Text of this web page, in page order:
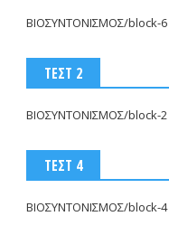
ΒΙΟΣΥΝΤΟΝΙΣΜΟΣ/block-6
ΤΕΣΤ 2
ΒΙΟΣΥΝΤΟΝΙΣΜΟΣ/block-2
ΤΕΣΤ 4
ΒΙΟΣΥΝΤΟΝΙΣΜΟΣ/block-4